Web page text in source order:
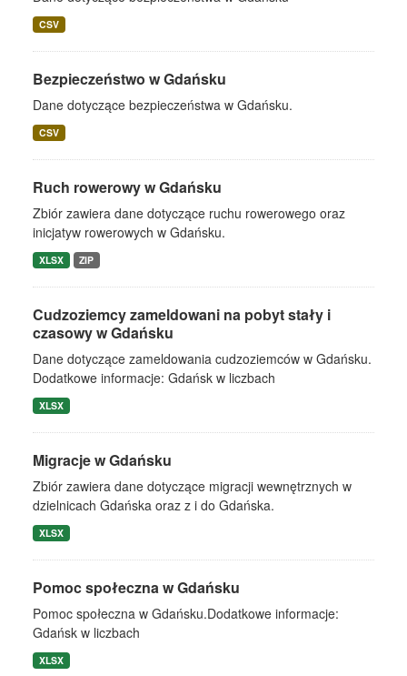
CSV
Bezpieczeństwo w Gdańsku
Dane dotyczące bezpieczeństwa w Gdańsku.
CSV
Ruch rowerowy w Gdańsku
Zbiór zawiera dane dotyczące ruchu rowerowego oraz
inicjatyw rowerowych w Gdańsku.
XLSX ZIP
Cudzoziemcy zameldowani na pobyt stały i
czasowy w Gdańsku
Dane dotyczące zameldowania cudzoziemców w Gdańsku.
Dodatkowe informacje: Gdańsk w liczbach
XLSX
Migracje w Gdańsku
Zbiór zawiera dane dotyczące migracji wewnętrznych w
dzielnicach Gdańska oraz z i do Gdańska.
XLSX
Pomoc społeczna w Gdańsku
Pomoc społeczna w Gdańsku.Dodatkowe informacje:
Gdańsk w liczbach
XLSX